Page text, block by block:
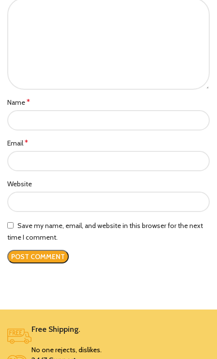
Name*
Email*
Website
Save my name, email, and website in this browser for the next
time I comment.
Free Shipping.
No one rejects, dislikes.